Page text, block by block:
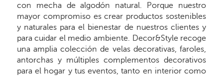
con mecha de algodón natural. Porque nuestro
mayor compromiso es crear productos sostenibles
y naturales para el bienestar de nuestros clientes y
para cuidar el medio ambiente. Decor&Style recoge
una amplia colección de velas decorativas, faroles,
antorchas y múltiples complementos decorativos
para el hogar y tus eventos, tanto en interior como